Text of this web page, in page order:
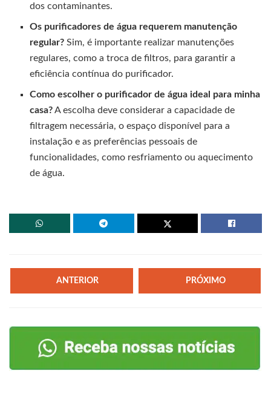
dos contaminantes.
Os purificadores de água requerem manutenção
regular? Sim, é importante realizar manutenções
regulares, como a troca de filtros, para garantir a
eficiência contínua do purificador.
Como escolher o purificador de água ideal para minha
casa?A escolha deve considerar a capacidade de
filtragem necessária, o espaço disponível para a
instalação e as preferências pessoais de
funcionalidades, como resfriamento ou aquecimento
de água.
ANTERIOR PRÓXIMO